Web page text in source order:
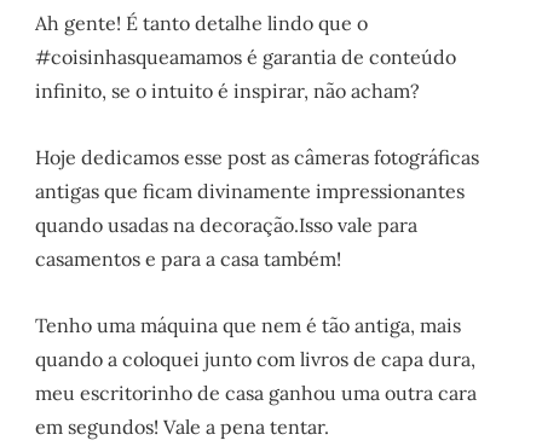
Ah gente! É tanto detalhe lindo que o
#coisinhasqueamamos é garantia de conteúdo
infinito, se o intuito é inspirar, não acham?
Hoje dedicamos esse post as câmeras fotográficas
antigas que ficam divinamente impressionantes
quando usadas na decoração.Isso vale para
casamentos e para a casa também!
Tenho uma máquina que nem é tão antiga, mais
quando a coloquei junto com livros de capa dura,
meu escritorinho de casa ganhou uma outra cara
em segundos! Vale a pena tentar.